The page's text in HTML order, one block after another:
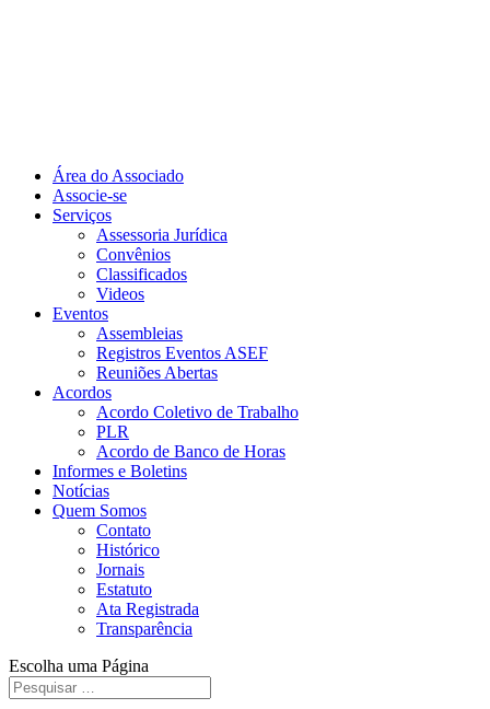
Área do Associado
Associe-se
Serviços
Assessoria Jurídica
Convênios
Classificados
Videos
Eventos
Assembleias
Registros Eventos ASEF
Reuniões Abertas
Acordos
Acordo Coletivo de Trabalho
PLR
Acordo de Banco de Horas
Informes e Boletins
Notícias
Quem Somos
Contato
Histórico
Jornais
Estatuto
Ata Registrada
Transparência
Escolha uma Página